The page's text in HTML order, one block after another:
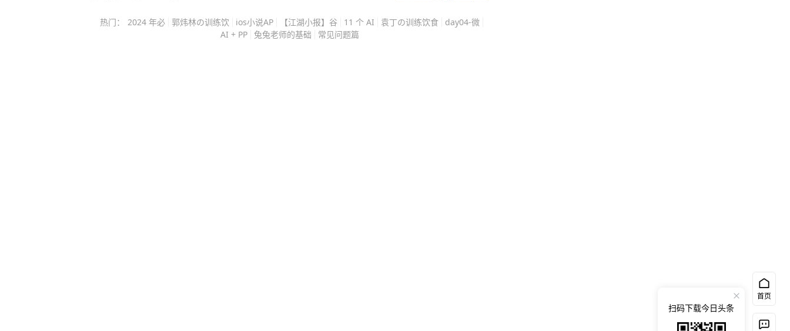
政治算盘。 他当上台北市长之后，走的每一步都很小心，在
岛内公开场合几乎不主动提两蒋，迁葬的事更是能绕就绕。
热门： 2024 年必 郭炜林の训练饮 ios小说AP 【江湖小报】谷 11 个 AI 袁丁の训练饮食
day04-微
AI + PP
兔兔老师的基础 常见问题篇
首页
扫码下载今日头条